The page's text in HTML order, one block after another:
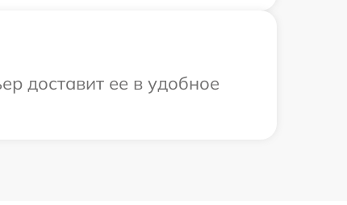
доставит ее в удобное